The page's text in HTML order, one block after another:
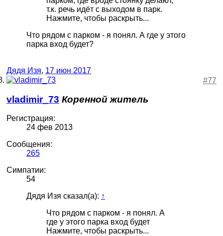
т.к. речь идёт с выходом в парк.
Нажмите, чтобы раскрыть...
Что рядом с парком - я понял. А где у этого
парка вход будет?
Дядя Изя, 17 июн 2017
#77
vladimir_73 Коренной житель
Регистрация:
24 фев 2013
Сообщения:
265
Симпатии:
54
Дядя Изя сказал(а): ↑
Что рядом с парком - я понял. А
где у этого парка вход будет
Нажмите, чтобы раскрыть...